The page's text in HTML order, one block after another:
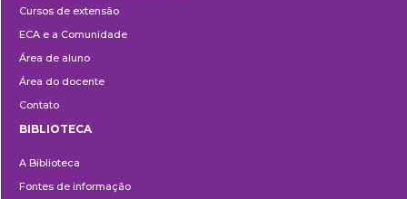
Extensão
Cursos de extensão
ECA e a Comunidade
Área de aluno
Área do docente
Contato
BIBLIOTECA
A Biblioteca
Fontes de informação